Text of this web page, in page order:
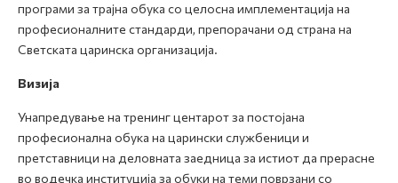
Контакт
програми за трајна обука со целосна имплементација на
професионалните стандарди, препорачани од страна на
Светската царинска организација.
Визија
Унапредување на тренинг центарот за постојана
професионална обука на царински службеници и
претставници на деловната заедница за истиот да прерасне
во водечка институција за обуки на теми поврзани со